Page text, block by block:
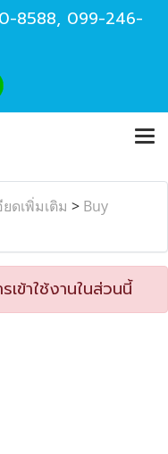
8588, 099-246-
ดเพิ่มเติม > Buy
ข้าใช้งานในส่วนนี้